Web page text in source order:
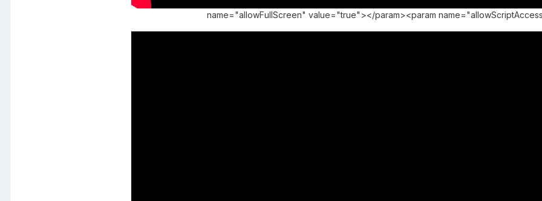
name="allowFullScreen" value="true"></param><param